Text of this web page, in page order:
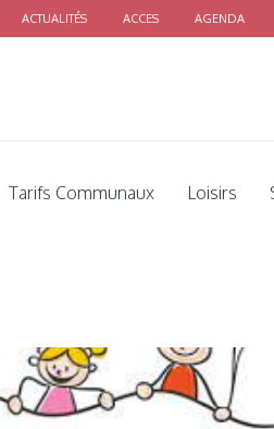
ACTUALITÉS ACCES AGENDA
Tarifs Communaux Loisirs